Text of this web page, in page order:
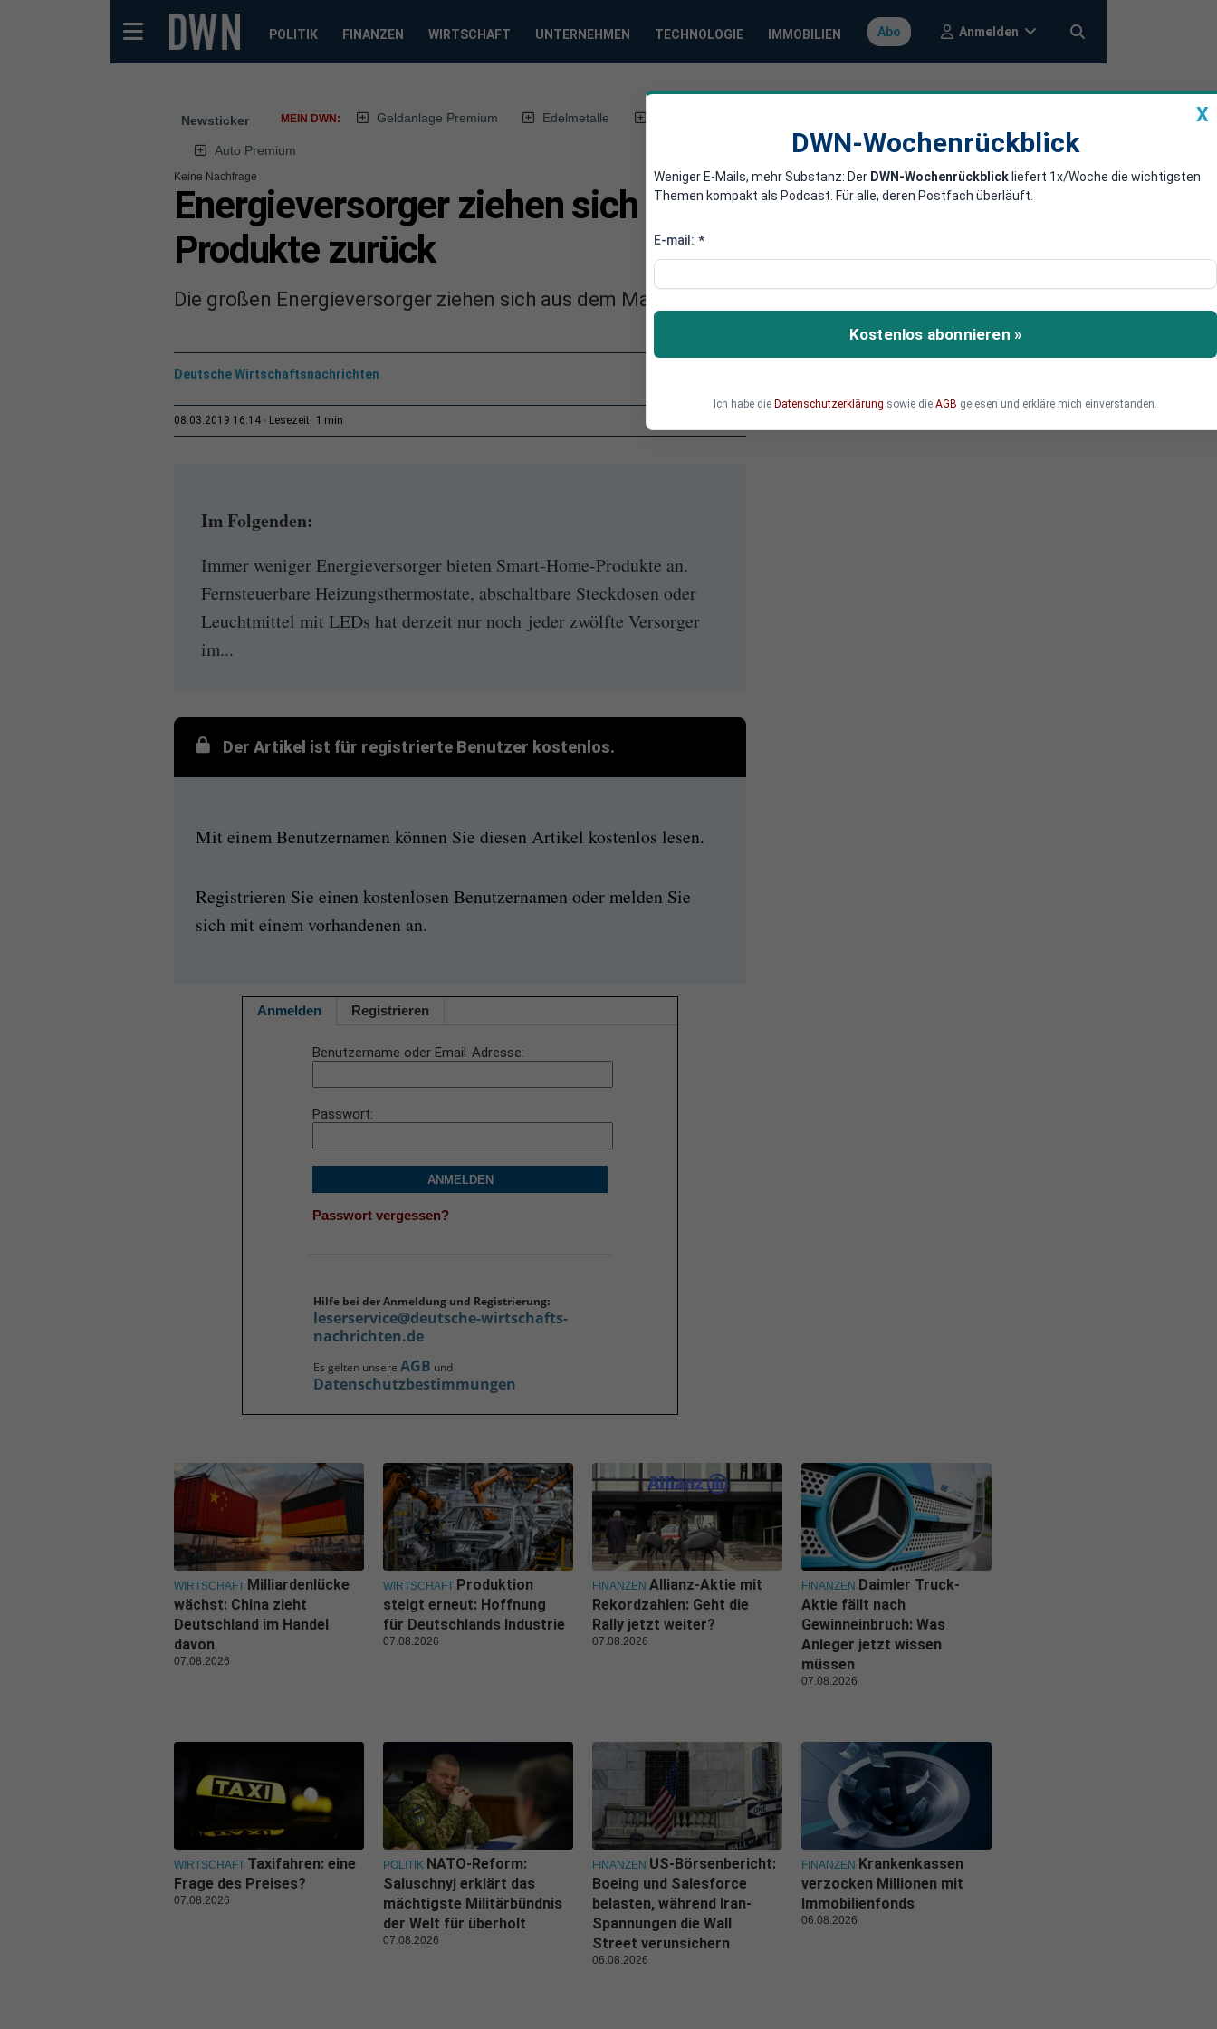
POLITIK FINANZEN WIRTSCHAFT UNTERNEHMEN TECHNOLOGIE IMMOBILIEN Abo Anmelden
Newsticker MEIN DWN: Geldanlage Premium Edelmetalle
Auto Premium
Keine Nachfrage
Energieversorger ziehen sich aus Markt für vernetzte
Produkte zurück
Die großen Energieversorger ziehen sich aus dem Markt für vernetzte Geräte zurück.
Deutsche Wirtschaftsnachrichten
08.03.2019 16:14 Lesezeit: 1 min
Im Folgenden:
Immer weniger Energieversorger bieten Smart-Home-Produkte an.
Fernsteuerbare Heizungsthermostate, abschaltbare Steckdosen oder
Leuchtmittel mit LEDs hat derzeit nur noch jeder zwölfte Versorger
im...
Der Artikel ist für registrierte Benutzer kostenlos.
Mit einem Benutzernamen können Sie diesen Artikel kostenlos lesen.
Registrieren Sie einen kostenlosen Benutzernamen oder melden Sie
sich mit einem vorhandenen an.
Anmelden Registrieren
Benutzername oder Email-Adresse
Passwort
ANMELDEN
Passwort vergessen?
Hilfe bei der Anmeldung und Registrierung:
leserservice@deutsche-wirtschafts-
nachrichten.de
Es gelten unsere AGB und
Datenschutzbestimmungen
X
DWN-Wochenrückblick
Weniger E-Mails, mehr Substanz: Der DWN-Wochenrückblick liefert 1x/Woche die wichtigsten
Themen kompakt als Podcast. Für alle, deren Postfach überläuft.
E-mail: *
Kostenlos abonnieren »
Ich habe die Datenschutzerklärung sowie die AGB gelesen und erkläre mich einverstanden.
WIRTSCHAFT Milliardenlücke
wächst: China zieht
Deutschland im Handel
davon
07.08.2026
WIRTSCHAFT Produktion
steigt erneut: Hoffnung
für Deutschlands Industrie
07.08.2026
FINANZEN Allianz-Aktie mit
Rekordzahlen: Geht die
Rally jetzt weiter?
07.08.2026
FINANZEN Daimler Truck-
Aktie fällt nach
Gewinneinbruch: Was
Anleger jetzt wissen
müssen
07.08.2026
WIRTSCHAFT Taxifahren: eine
Frage des Preises?
07.08.2026
POLITIK NATO-Reform:
Saluschnyj erklärt das
mächtigste Militärbündnis
der Welt für überholt
07.08.2026
FINANZEN US-Börsenbericht:
Boeing und Salesforce
belasten, während Iran-
Spannungen die Wall
Street verunsichern
06.08.2026
FINANZEN Krankenkassen
verzocken Millionen mit
Immobilienfonds
06.08.2026